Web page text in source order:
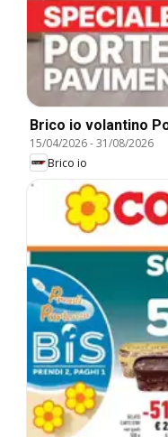
Brico io volantino
15/04/2026-31/08/2026
Brico io